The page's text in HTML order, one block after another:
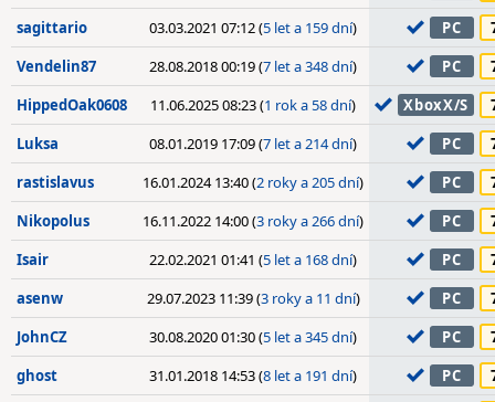
sagittario 03.03.2021 07:12 (5 let a 159 dní) PC
Vendelin87 28.08.2018 00:19 (7 let a 348 dní) PC
HippedOak0608 11.06.2025 08:23 (1 rok a 58 dní) XboxX/S
Luksa 08.01.2019 17:09 (7 let a 214 dní) PC
rastislavus 16.01.2024 13:40 (2 roky a 205 dní) PC
Nikopolus 16.11.2022 14:00 (3 roky a 266 dní) PC
Isair 22.02.2021 01:41 (5 let a 168 dní) PC
asenw 29.07.2023 11:39 (3 roky a 11 dní) PC
JohnCZ 30.08.2020 01:30 (5 let a 345 dní) PC
ghost 31.01.2018 14:53 (8 let a 191 dní) PC